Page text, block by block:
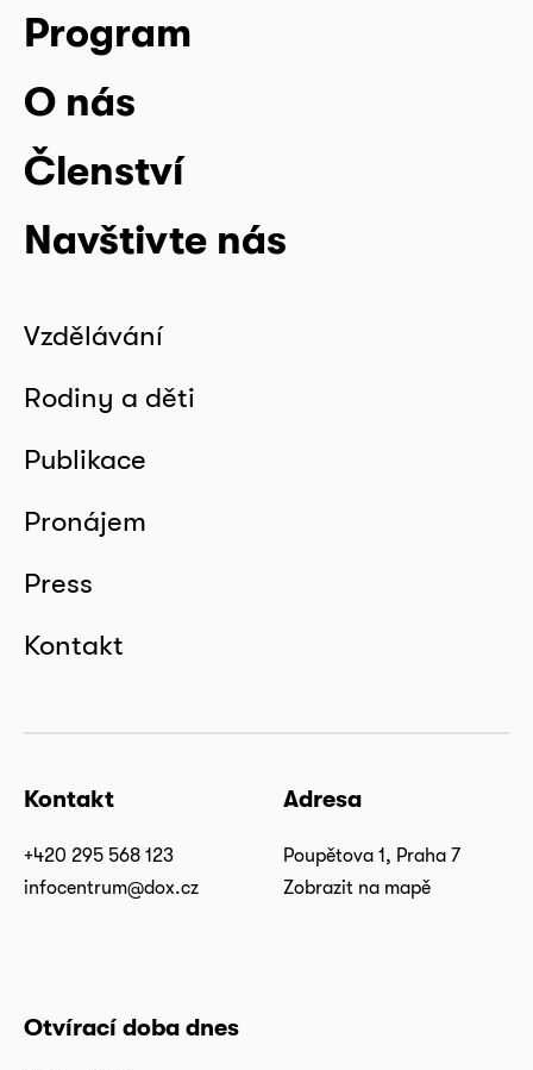
Program
O nás
Členství
Navštivte nás
Vzdělávání
Rodiny a děti
Publikace
Pronájem
Press
Kontakt
Kontakt
+420 295 568 123
infocentrum@dox.cz
Adresa
Poupětova 1, Praha 7
Zobrazit na mapě
Otvírací doba dnes